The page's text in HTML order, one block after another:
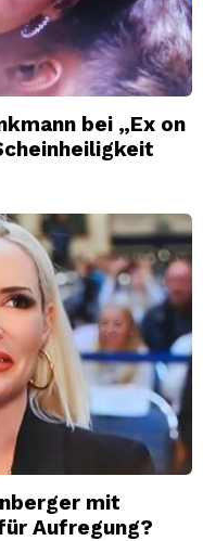
bei „Ex on
mit
Aufregung?